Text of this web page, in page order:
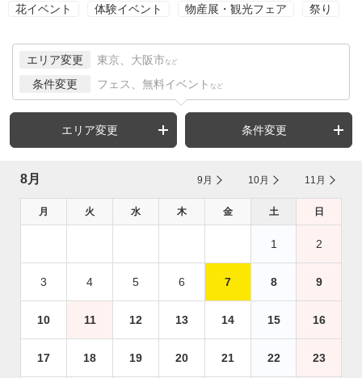
花イベント 体験イベント 物産展・観光フェア 祭り
エリア変更 東京、大阪市 など
条件変更 フェス、無料イベント など
エリア変更 条件変更
8月 9月 10月 11月
月 火 水 木 金 土 日
1 2
3 4 5 6 7 8 9
10 11 12 13 14 15 16
17 18 19 20 21 22 23